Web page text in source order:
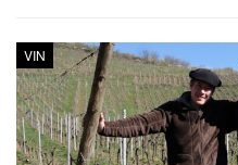
VIN